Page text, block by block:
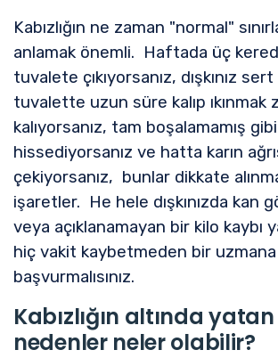
Kabızlığın ne zaman "normal"
anlamak önemli. Haftada üç
tuvalete çıkıyorsanız, dışkınız
tuvalette uzun süre kalıp ıkınmak
kalıyorsanız, tam boşalamamış gibi
hissediyorsanız ve hatta karın
çekiyorsanız, bunlar dikkate
işaretler. He hele dışkınızda kan
veya açıklanamayan bir kilo kaybı
hiç vakit kaybetmeden bir uzmana
başvurmalısınız.
Kabızlığın altında
nedenler neler olabilir?